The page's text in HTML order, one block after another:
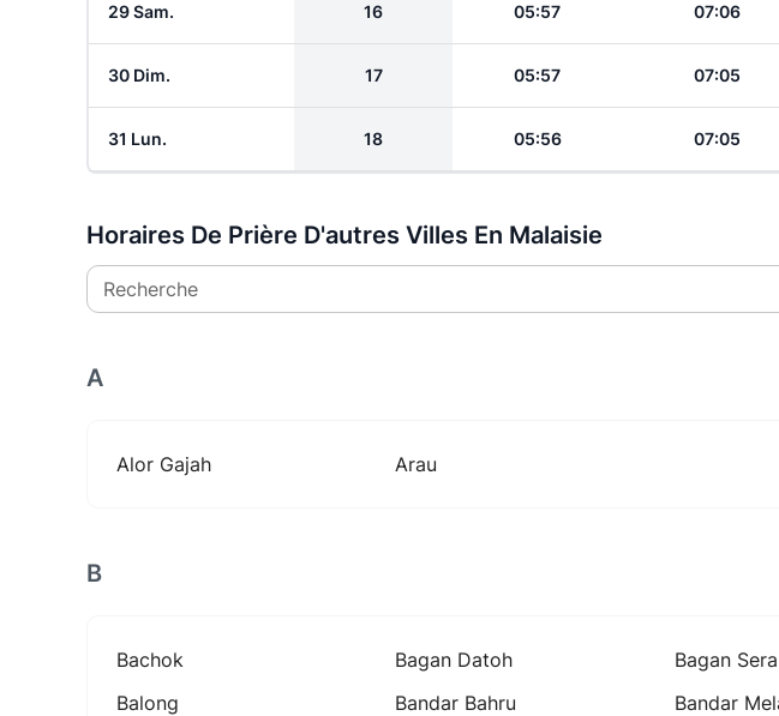
29 Sam. 16 05:57 07:06
30 Dim. 17 05:57 07:05
31 Lun. 18 05:56 07:05
Horaires De Prière D'autres Villes En Malaisie
Recherche
A
Alor Gajah Arau
B
Bachok Bagan Datoh Bagan
Balong
Bandar Bahru Bandar